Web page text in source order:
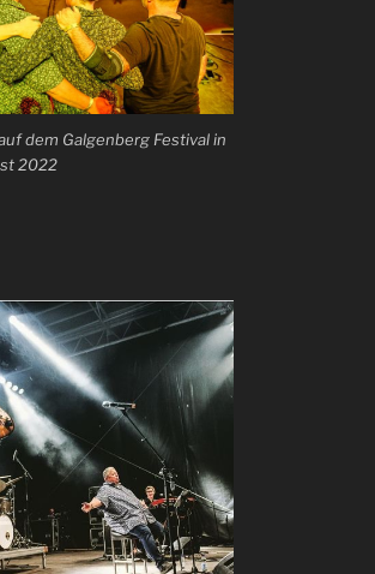
dem Galgenberg Festival in
2022